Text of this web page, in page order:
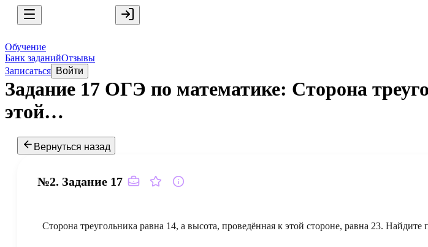
Обучение
Банк заданийОтзывы
Записаться Войти
Задание 17 ОГЭ по математике: Сторона
этой…
Вернуться назад
№2. Задание 17
Сторона треугольника равна 14, а высота, проведённая к этой стороне, равна 23. Найдите